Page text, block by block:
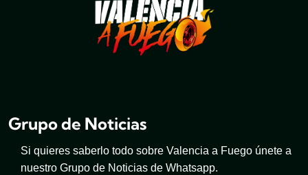
Grupo de Noticias
Si quieres saberlo todo sobre Valencia a Fuego únete a
nuestro Grupo de Noticias de Whatsapp.